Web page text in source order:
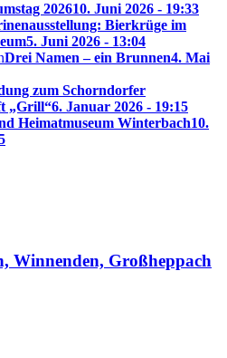
202610. Juni 2026 - 19:33
Bierkrüge im
5. Juni 2026 - 13:04
Drei Namen – ein Brunnen4. Mai
zum Schorndorfer
„Grill“6. Januar 2026 - 19:15
Heimatmuseum Winterbach10.
Winnenden, Großheppach